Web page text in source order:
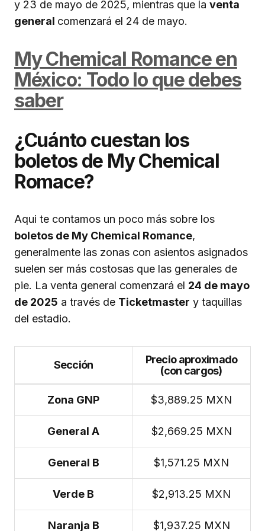
y 23 de mayo de 2025, mientras que la venta
general comenzará el 24 de mayo.
My Chemical Romance en
México: Todo lo que debes
saber
¿Cuánto cuestan los
boletos de My Chemical
Romace?
Aqui te contamos un poco más sobre los
boletos de My Chemical Romance,
generalmente las zonas con asientos asignados
suelen ser más costosas que las generales de
pie. La venta general comenzará el 24 de mayo
de 2025 a través de Ticketmaster y taquillas
del estadio.
Sección
Precio aproximado
(con cargos)
Zona GNP $3,889.25 MXN
General A $2,669.25 MXN
General B $1,571.25 MXN
Verde B $2,913.25 MXN
Naranja B $1,937.25 MXN